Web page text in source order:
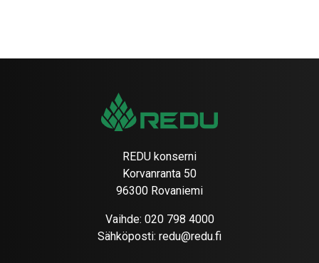
REDU konserni
Korvanranta 50
96300 Rovaniemi
Vaihde: 020 798 4000
Sähköposti: redu@redu.fi